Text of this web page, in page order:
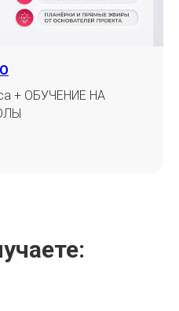
+ ОБУЧЕНИЕ НА